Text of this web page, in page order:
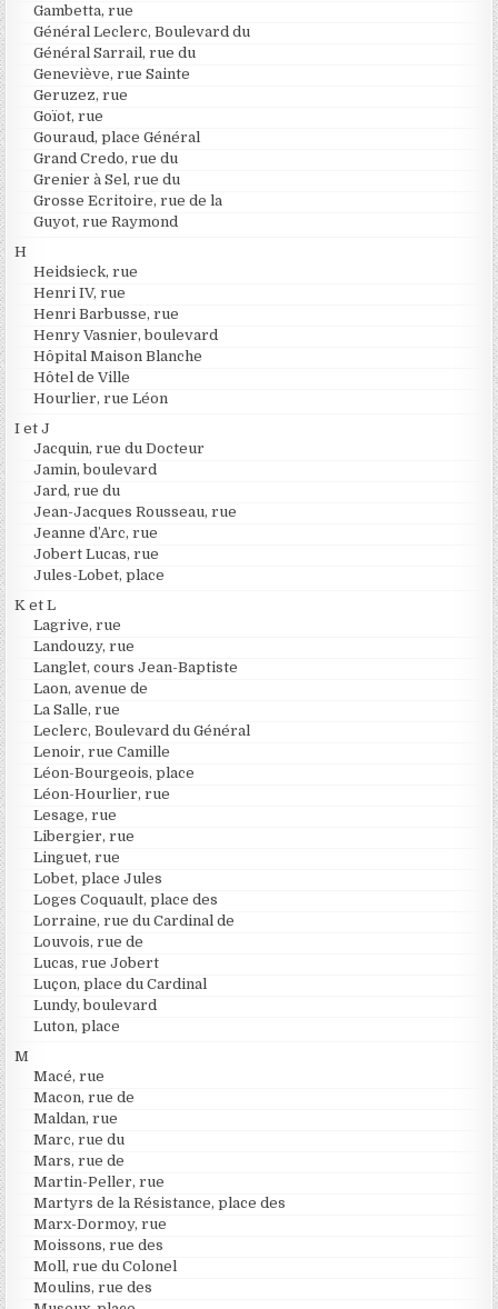
Gambetta, rue
Général Leclerc, Boulevard du
Général Sarrail, rue du
Geneviève, rue Sainte
Geruzez, rue
Goïot, rue
Gouraud, place Général
Grand Credo, rue du
Grenier à Sel, rue du
Grosse Ecritoire, rue de la
Guyot, rue Raymond
H
Heidsieck, rue
Henri IV, rue
Henri Barbusse, rue
Henry Vasnier, boulevard
Hôpital Maison Blanche
Hôtel de Ville
Hourlier, rue Léon
I et J
Jacquin, rue du Docteur
Jamin, boulevard
Jard, rue du
Jean-Jacques Rousseau, rue
Jeanne d’Arc, rue
Jobert Lucas, rue
Jules-Lobet, place
K et L
Lagrive, rue
Landouzy, rue
Langlet, cours Jean-Baptiste
Laon, avenue de
La Salle, rue
Leclerc, Boulevard du Général
Lenoir, rue Camille
Léon-Bourgeois, place
Léon-Hourlier, rue
Lesage, rue
Libergier, rue
Linguet, rue
Lobet, place Jules
Loges Coquault, place des
Lorraine, rue du Cardinal de
Louvois, rue de
Lucas, rue Jobert
Luçon, place du Cardinal
Lundy, boulevard
Luton, place
M
Macé, rue
Macon, rue de
Maldan, rue
Marc, rue du
Mars, rue de
Martin-Peller, rue
Martyrs de la Résistance, place des
Marx-Dormoy, rue
Moissons, rue des
Moll, rue du Colonel
Moulins, rue des